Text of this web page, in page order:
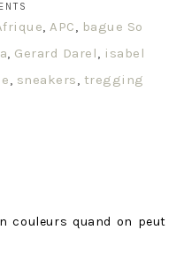
, APC, bague So
, Gerard Darel, isabel
, sneakers, tregging
couleurs quand on peut